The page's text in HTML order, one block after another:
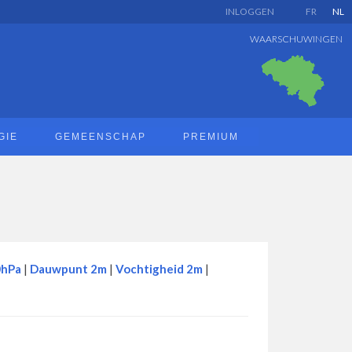
FR NL
INLOGGEN
WAARSCHUWINGEN
GEMEENSCHAP PREMIUM
| Dauwpunt 2m | Vochtigheid 2m |